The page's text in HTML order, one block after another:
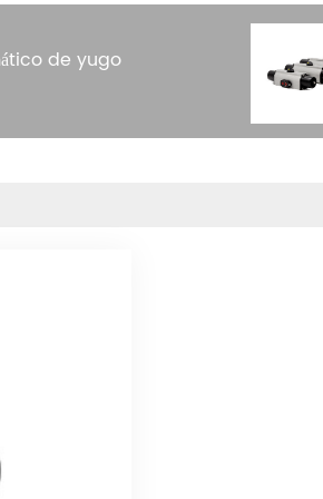
de yugo